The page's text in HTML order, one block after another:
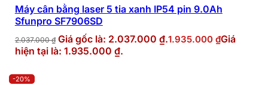
Máy cân bằng laser 5 tia xanh IP54 pin 9.0Ah
Sfunpro SF7906SD
2.037.000₫ Giá gốc là: 2.037.000 ₫.1.935.000 ₫Giá
hiện tại là: 1.935.000 ₫.
-20%